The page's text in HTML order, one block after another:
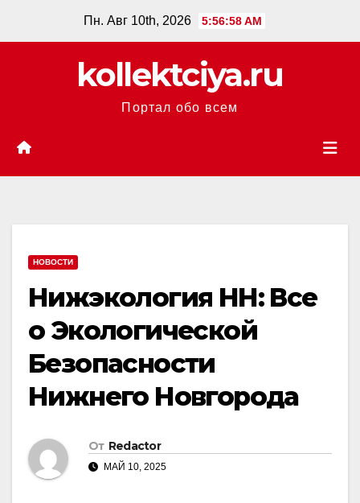
Пн. Авг 10th, 2026 5:56:59 AM
kollektciya.ru
Портал обо всем
НОВОСТИ
Нижэкология НН: Все
о Экологической
Безопасности
Нижнего Новгорода
От Redactor
МАЙ 10, 2025